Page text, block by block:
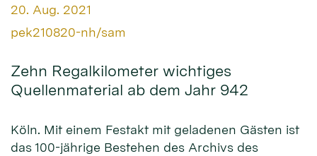
Datum:
20. Aug. 2021
Von:
pek210820-nh/sam
Zehn Regalkilometer wichtiges
Quellenmaterial ab dem Jahr 942
Köln. Mit einem Festakt mit geladenen Gästen ist
das 100-jährige Bestehen des Archivs des